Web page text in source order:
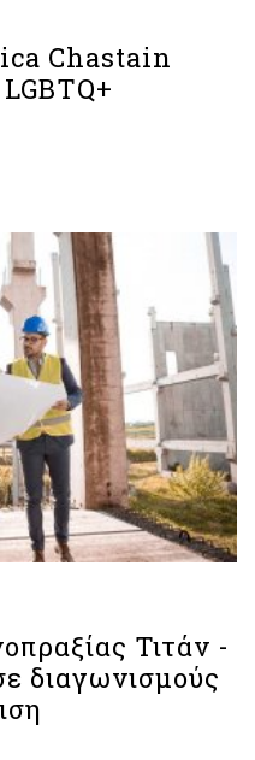
Chastain
Τιτάν -
διαγωνισμούς